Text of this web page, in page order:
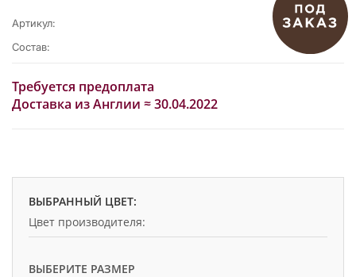
Артикул:
Состав:
Требуется предоплата
Доставка из Англии ≈ 30.04.2022
ВЫБРАННЫЙ ЦВЕТ:
Цвет производителя:
ВЫБЕРИТЕ РАЗМЕР